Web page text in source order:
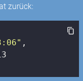
zurück:
,